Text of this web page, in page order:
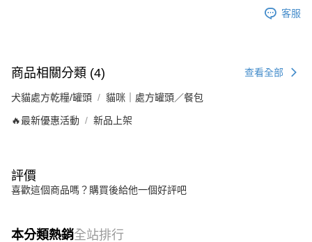
客服
商品相關分類 (4) 查看全部
犬貓處方乾糧/罐頭 貓咪｜處方罐頭／餐包
🔥最新優惠活動 新品上架
評價
喜歡這個商品嗎？購買後給他一個好評吧
本分類熱銷全站排行